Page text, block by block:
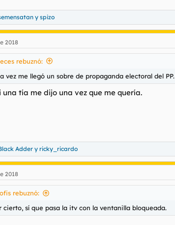
y spizo
2018
rebuznó:
vez me llegó un sobre de propaganda electoral del PP.
una tía me dijo una vez que me quería.
Adder y ricky_ricardo
2018
rebuznó:
cierto, sí que pasa la itv con la ventanilla bloqueada.